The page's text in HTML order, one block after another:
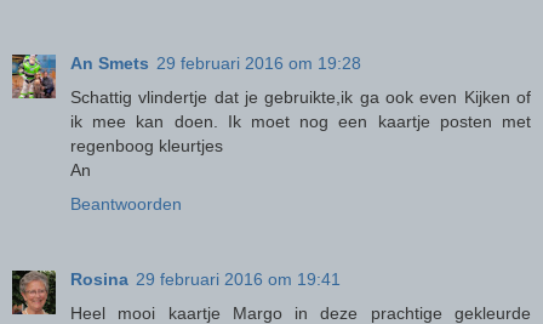
An Smets 29 februari 2016 om 19:28
Schattig vlindertje dat je gebruikte,ik ga ook even Kijken of
ik mee kan doen. Ik moet nog een kaartje posten met
regenboog kleurtjes
An
Beantwoorden
Rosina 29 februari 2016 om 19:41
Heel mooi kaartje Margo in deze prachtige gekleurde